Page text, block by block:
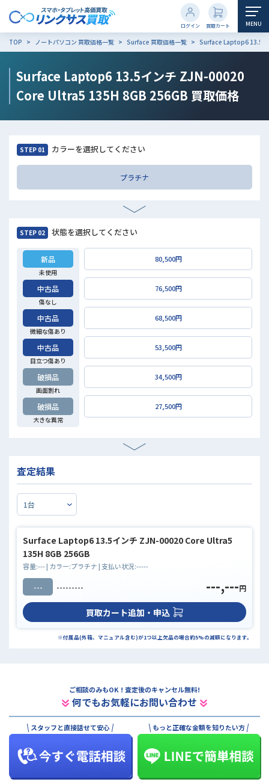
買取カート
ログイン MENU
TOP ノートパソコン 買取価格一覧 Surface 買取価格一覧 Surface Laptop6 13.5イ
Surface Laptop6 13.5インチ ZJN-00020
Core Ultra5 135H 8GB 256GB 買取価格
STEP 01 カラーを選択してください
プラチナ
STEP 02 状態を選択してください
新品
未使用
中古品
傷なし
中古品
微細な傷あり
中古品
目立つ傷あり
破損品
画面割れ
破損品
大きな異常
80,500円
76,500円
68,500円
53,500円
34,500円
27,500円
査定結果
Surface Laptop6 13.5インチ ZJN-00020 Core Ultra5
135H 8GB 256GB
容量:---| カラー:プラチナ| 支払い状況:-----
--- --------- ---,---円
買取カート追加・申込
※付属品(外箱、マニュアル含む)が1つ以上欠品の場合約5%の減額になります。
ご相談のみもOK ! 査定後のキャンセル無料!
何でもお気軽にお問い合わせ
スタッフと直接話せて安心 もっと正確な金額を知りたい方